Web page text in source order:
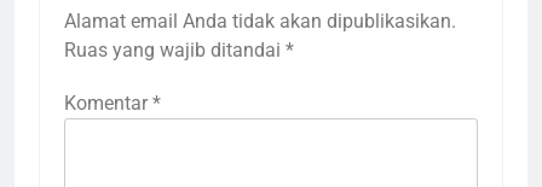
Alamat email Anda tidak akan dipublikasikan.
Ruas yang wajib ditandai *
Komentar *